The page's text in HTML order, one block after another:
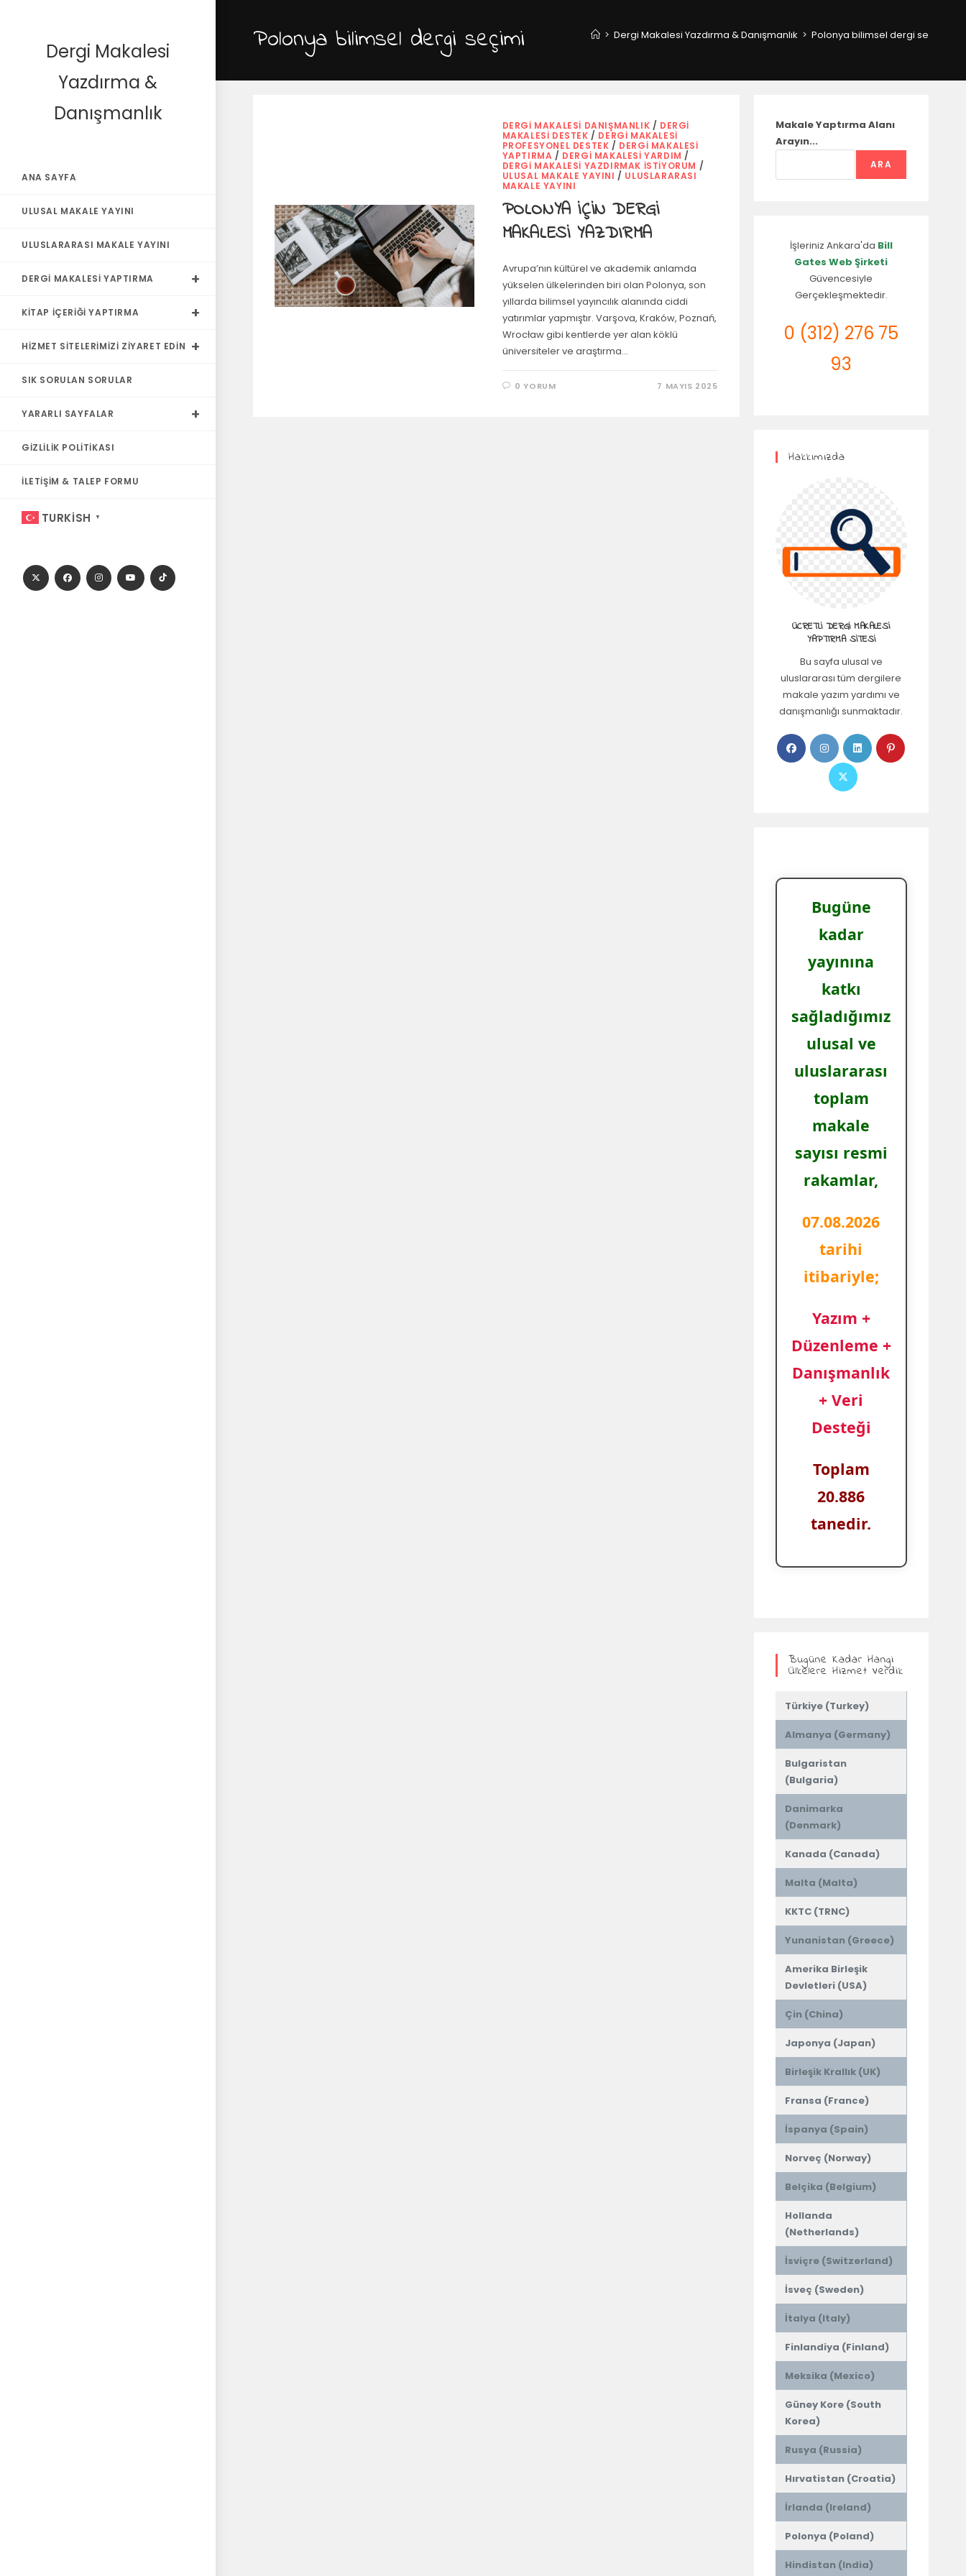
Dergi Makalesi
Yazdırma &
Danışmanlık
ANA SAYFA
ULUSAL MAKALE YAYINI
ULUSLARARASI MAKALE YAYINI
DERGI MAKALESI YAPTIRMA
KITAP İÇERIĞI YAPTIRMA
HIZMET SITELERIMIZI ZIYARET EDIN
SIK SORULAN SORULAR
YARARLI SAYFALAR
GIZLILIK POLITIKASI
İLETIŞIM & TALEP FORMU
TURKISH ▼
Polonya bilimsel dergi seçimi > Dergi Makalesi Yazdırma & Danışmanlık > Polonya bilimsel dergi seçimi
DERGI MAKALESI DANIŞMANLIK / DERGI
MAKALESI DESTEK / DERGI MAKALESI
PROFESYONEL DESTEK / DERGI MAKALESI
YAPTIRMA / DERGI MAKALESI YARDIM /
DERGI MAKALESI YAZDIRMAK İSTIYORUM /
ULUSAL MAKALE YAYINI / ULUSLARARASI
MAKALE YAYINI
POLONYA İÇİN DERGİ
MAKALESİ YAZDIRMA
Avrupa’nın kültürel ve akademik anlamda
yükselen ülkelerinden biri olan Polonya, son
yıllarda bilimsel yayıncılık alanında ciddi
yatırımlar yapmıştır. Varşova, Kraków, Poznań,
Wrocław gibi kentlerde yer alan köklü
üniversiteler ve araştırma…
0 YORUM 7 MAYIS 2025
Makale Yaptırma Alanı
Arayın...
ARA
İşleriniz Ankara'da Bill
Gates Web Şirketi
Güvencesiyle
Gerçekleşmektedir.
0 (312) 276 75
93
Hakkımızda
ÜCRETLI DERGI MAKALESI
YAPTIRMA SITESI
Bu sayfa ulusal ve
uluslararası tüm dergilere
makale yazım yardımı ve
danışmanlığı sunmaktadır.
Bugüne
kadar
yayınına
katkı
sağladığımız
ulusal ve
uluslararası
toplam
makale
sayısı resmi
rakamlar,
07.08.2026
tarihi
itibariyle;
Yazım +
Düzenleme +
Danışmanlık
+ Veri
Desteği
Toplam
20.886
tanedir.
Bugüne Kadar Hangi
Ülkelere Hizmet Verdik
Türkiye (Turkey)
Almanya (Germany)
Bulgaristan
(Bulgaria)
Danimarka
(Denmark)
Kanada (Canada)
Malta (Malta)
KKTC (TRNC)
Yunanistan (Greece)
Amerika Birleşik
Devletleri (USA)
Çin (China)
Japonya (Japan)
Birleşik Krallık (UK)
Fransa (France)
İspanya (Spain)
Norveç (Norway)
Belçika (Belgium)
Hollanda
(Netherlands)
İsviçre (Switzerland)
İsveç (Sweden)
İtalya (Italy)
Finlandiya (Finland)
Meksika (Mexico)
Güney Kore (South
Korea)
Rusya (Russia)
Hırvatistan (Croatia)
İrlanda (Ireland)
Polonya (Poland)
Hindistan (India)